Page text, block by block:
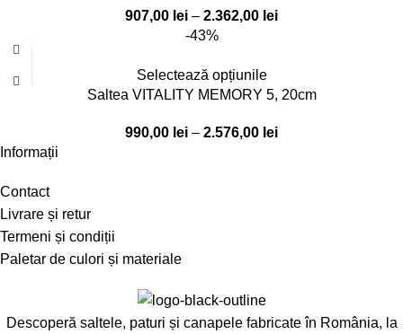
907,00 lei – 2.362,00 lei
-43%
Selectează opțiunile
Saltea VITALITY MEMORY 5, 20cm
990,00 lei – 2.576,00 lei
Informații
Contact
Livrare și retur
Termeni și condiții
Paletar de culori și materiale
Descoperă saltele, paturi și canapele fabricate în România, la